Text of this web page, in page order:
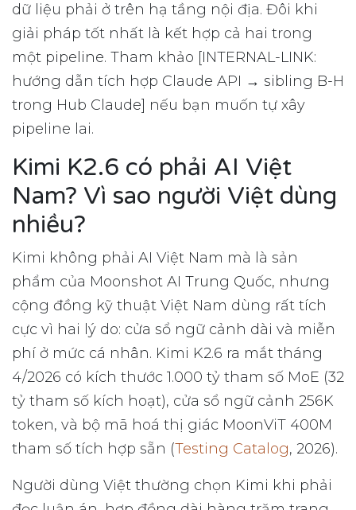
dữ liệu phải ở trên hạ tầng nội địa. Đôi khi
giải pháp tốt nhất là kết hợp cả hai trong
một pipeline. Tham khảo [INTERNAL-LINK:
hướng dẫn tích hợp Claude API → sibling B-H
trong Hub Claude] nếu bạn muốn tự xây
pipeline lai.
Kimi K2.6 có phải AI Việt
Nam? Vì sao người Việt dùng
nhiều?
Kimi không phải AI Việt Nam mà là sản
phẩm của Moonshot AI Trung Quốc, nhưng
cộng đồng kỹ thuật Việt Nam dùng rất tích
cực vì hai lý do: cửa sổ ngữ cảnh dài và miễn
phí ở mức cá nhân. Kimi K2.6 ra mắt tháng
4/2026 có kích thước 1.000 tỷ tham số MoE (32
tỷ tham số kích hoạt), cửa sổ ngữ cảnh 256K
token, và bộ mã hoá thị giác MoonViT 400M
tham số tích hợp sẵn (Testing Catalog, 2026).
Người dùng Việt thường chọn Kimi khi phải